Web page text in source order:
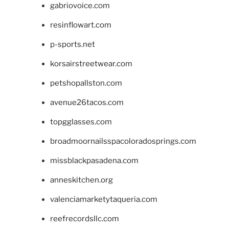
gabriovoice.com
resinflowart.com
p-sports.net
korsairstreetwear.com
petshopallston.com
avenue26tacos.com
topgglasses.com
broadmoornailsspacoloradosprings.com
missblackpasadena.com
anneskitchen.org
valenciamarketytaqueria.com
reefrecordsllc.com